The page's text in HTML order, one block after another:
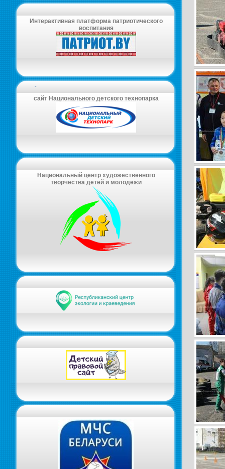
Интерактивная платформа патриотического
воспитания
-
сайт Национального детского технопарка
Национальный центр художественного
творчества детей и молодёжи